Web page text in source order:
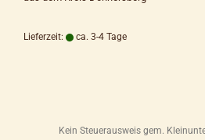
Lieferzeit: ca. 3-4 Tage
Kein Steuerausweis gem.